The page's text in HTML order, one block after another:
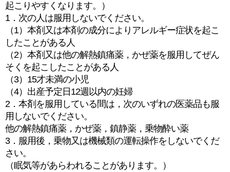
起こりやすくなります。）
1．次の人は服用しないでください。
（1）本剤又は本剤の成分によりアレルギー症状を起こ
したことがある人
（2）本剤又は他の解熱鎮痛薬，かぜ薬を服用してぜん
そくを起こしたことがある人
（3）15才未満の小児
（4）出産予定日12週以内の妊婦
2．本剤を服用している間は，次のいずれの医薬品も服
用しないでください。
他の解熱鎮痛薬，かぜ薬，鎮静薬，乗物酔い薬
3．服用後，乗物又は機械類の運転操作をしないでくだ
さい。
（眠気等があらわれることがあります。）